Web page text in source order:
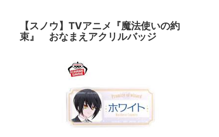
【スノウ】TVアニメ『魔法使いの約
束』 おなまえアクリルバッジ